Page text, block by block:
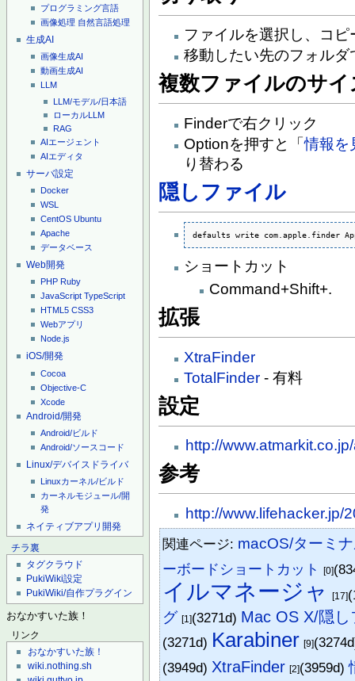
プログラミング言語
画像処理 自然言語処理
生成AI
画像生成AI
動画生成AI
LLM
LLM/モデル/日本語
ローカルLLM
RAG
AIエージェント
AIエディタ
サーバ設定
Docker
WSL
CentOS Ubuntu
Apache
データベース
Web開発
PHP Ruby
JavaScript TypeScript
HTML5 CSS3
Webアプリ
Node.js
iOS/開発
Cocoa
Objective-C
Xcode
Android/開発
Android/ビルド
Android/ソースコード
Linux/デバイスドライバ
Linuxカーネル/ビルド
カーネルモジュール/開
発
ネイティブアプリ開発
チラ裏
タグクラウド
PukiWiki設定
PukiWiki/自作プラグイン
おなかすいた族！
リンク
おなかすいた族！
wiki.nothing.sh
ファイルを選択し、コ
移動したい先のフォル
複数ファイルのサイ
Finderで右クリック
Optionを押すと「情報を
り替わる
隠しファイル
defaults write com.apple.finder
ショートカット
Command+Shift+.
拡張
XtraFinder
TotalFinder - 有料
設定
http://
参考
http://www.lifehacker.jp/
関連ページ: macOS/ターミ
ーボードショートカット [0]
イルマネージャ [17]
グ [1](3271d) Mac OS X/隠し
(3271d) Karabiner [9]
(3949d) XtraFinder [2](3959d)